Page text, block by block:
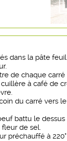
dans la pâte
de chaque
à café de
du carré vers
battu le
de sel.
préchauffé à